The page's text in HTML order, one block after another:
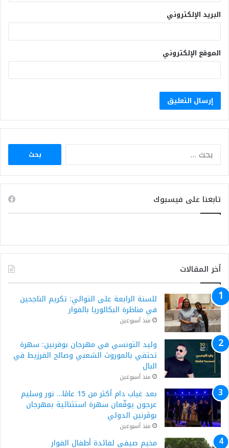
البريد الإلكتروني
الموقع الإلكتروني
البحث
تابعنا على فيسبوك
أخر المقالات
للسنة الرابعة على التوالي: تكريم الناجحين
في مناظرة البكالوريا بالفوار
منذ أسبوعين
وليد التونسي في مهرجان بوقرنين: سهرة
تحتفي بالموروث الشعبي وصالح الفرزيط في
البال
منذ أسبوعين
بعد غياب دام أكثر من 15 عامًا… نور وسليم
عرجون يوقّعان سهرة استثنائية بمهرجان
بوڨرنين الدولي
منذ أسبوعين
مخيم صيفي لفائدة أطفال الفوار